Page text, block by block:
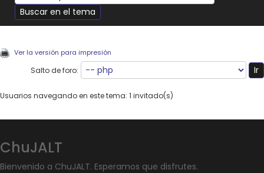
Ver la versión para impresión
Salto de foro:
Usuarios navegando en este tema: 1 invitado(s)
ChuJALT
Bienvenido a ChuJALT. Esperamos que disfrutes.